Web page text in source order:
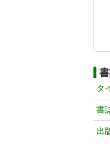
タ
書
出